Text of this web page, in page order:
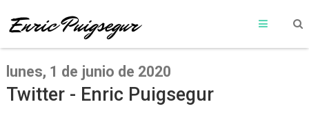
lunes, 1 de junio de 2020
Twitter - Enric Puigsegur